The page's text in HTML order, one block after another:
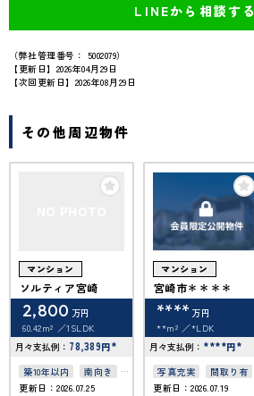
LINEから相談する
（弊社管理番号： 5002079）
【更新日】2026年04月29日
【次回更新日】2026年08月29日
その他周辺物件
マンション
ソルティア宮崎
2,800 万円
60.42m²
1SLDK
月々支払例： 78,389円*
築10年以内
南向き
駅徒歩10分以内
更新日：2026.07.25
マンション
宮崎市＊＊＊＊
**** 万円
**m²
*LDK
月々支払例： ****円*
写真充実
間取り有
南向き
更新日：2026.07.19